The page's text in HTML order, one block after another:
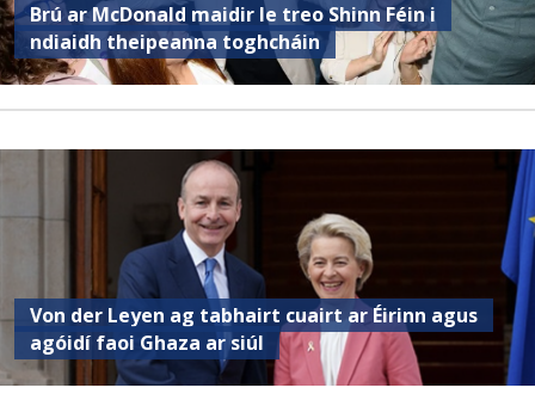
Brú ar McDonald maidir le treo Shinn Féin i
ndiaidh theipeanna toghcháin
Von der Leyen ag tabhairt cuairt ar Éirinn agus
agóidí faoi Ghaza ar siúl